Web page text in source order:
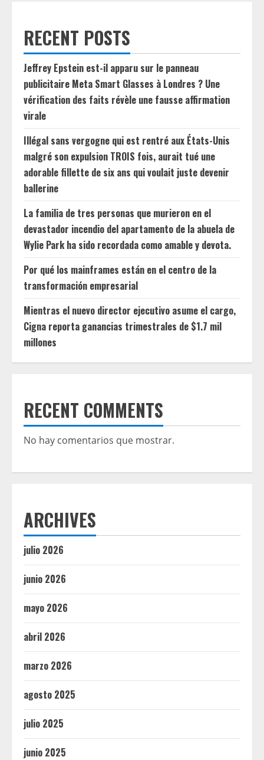
RECENT POSTS
Jeffrey Epstein est-il apparu sur le panneau
publicitaire Meta Smart Glasses à Londres ? Une
vérification des faits révèle une fausse affirmation
virale
Illégal sans vergogne qui est rentré aux États-Unis
malgré son expulsion TROIS fois, aurait tué une
adorable fillette de six ans qui voulait juste devenir
ballerine
La familia de tres personas que murieron en el
devastador incendio del apartamento de la abuela de
Wylie Park ha sido recordada como amable y devota.
Por qué los mainframes están en el centro de la
transformación empresarial
Mientras el nuevo director ejecutivo asume el cargo,
Cigna reporta ganancias trimestrales de $1.7 mil
millones
RECENT COMMENTS
No hay comentarios que mostrar.
ARCHIVES
julio 2026
junio 2026
mayo 2026
abril 2026
marzo 2026
agosto 2025
julio 2025
junio 2025